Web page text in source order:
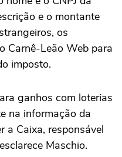
e o montante
os
Carnê-Leão Web para
imposto.
ganhos com loterias
na informação da
a Caixa, responsável
Maschio.